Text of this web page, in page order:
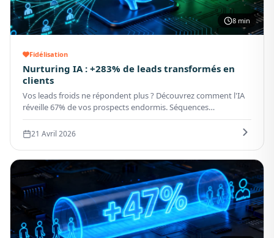
8 min
Fidélisation
Nurturing IA : +283% de leads transformés en
clients
Vos leads froids ne répondent plus ? Découvrez comment l'IA
réveille 67% de vos prospects endormis. Séquences
personnalisées, timing parfait, ROI prouvé.
21 Avril 2026